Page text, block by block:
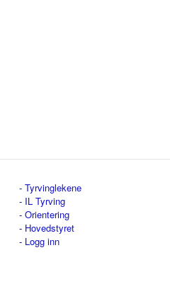
- Tyrvinglekene
- IL Tyrving
- Orientering
- Hovedstyret
- Logg inn